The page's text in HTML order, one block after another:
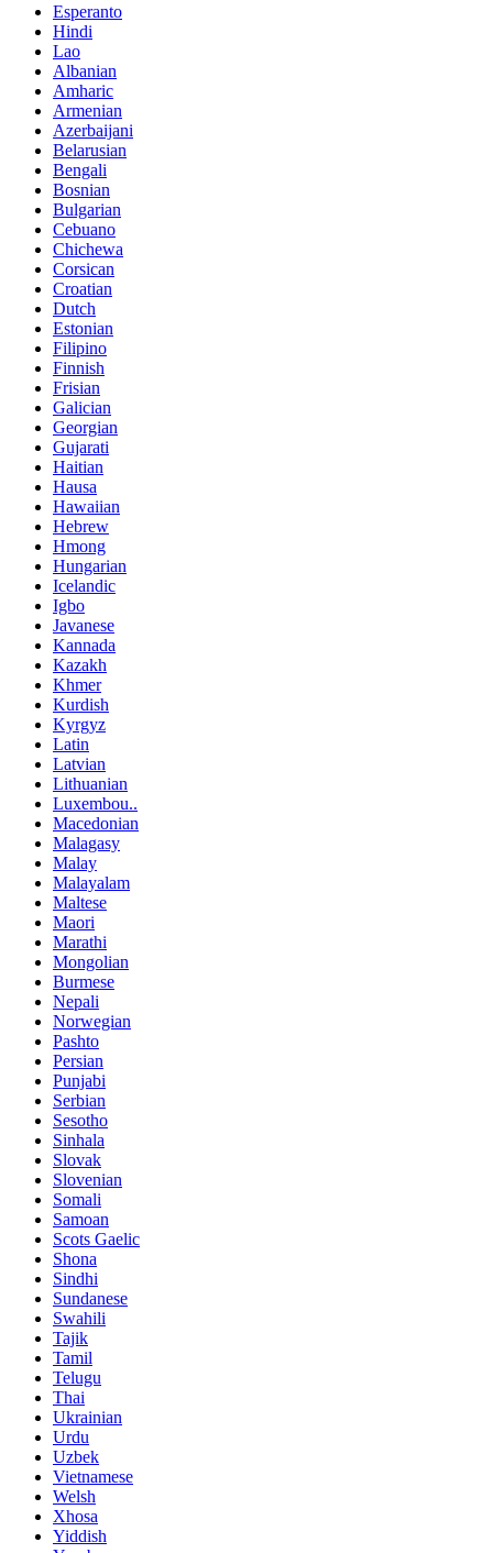
Esperanto
Hindi
Lao
Albanian
Amharic
Armenian
Azerbaijani
Belarusian
Bengali
Bosnian
Bulgarian
Cebuano
Chichewa
Corsican
Croatian
Dutch
Estonian
Filipino
Finnish
Frisian
Galician
Georgian
Gujarati
Haitian
Hausa
Hawaiian
Hebrew
Hmong
Hungarian
Icelandic
Igbo
Javanese
Kannada
Kazakh
Khmer
Kurdish
Kyrgyz
Latin
Latvian
Lithuanian
Luxembou..
Macedonian
Malagasy
Malay
Malayalam
Maltese
Maori
Marathi
Mongolian
Burmese
Nepali
Norwegian
Pashto
Persian
Punjabi
Serbian
Sesotho
Sinhala
Slovak
Slovenian
Somali
Samoan
Scots Gaelic
Shona
Sindhi
Sundanese
Swahili
Tajik
Tamil
Telugu
Thai
Ukrainian
Urdu
Uzbek
Vietnamese
Welsh
Xhosa
Yiddish